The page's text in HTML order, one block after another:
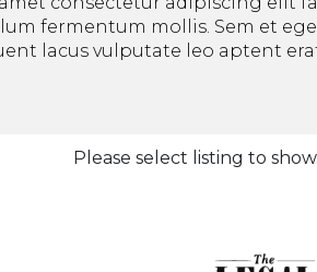
fermentum mollis. Sem et
lacus vulputate leo aptent
Please select listing to show.